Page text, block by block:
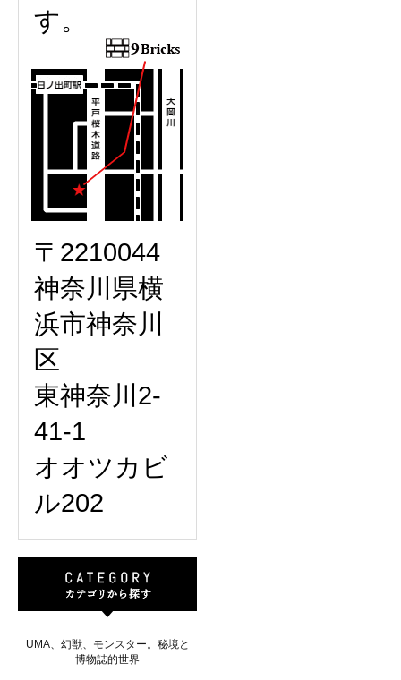
す。
〒2210044
神奈川県横
浜市神奈川
区
東神奈川2-
41-1
オオツカビ
ル202
UMA、幻獣、モンスター。秘境と
博物誌的世界